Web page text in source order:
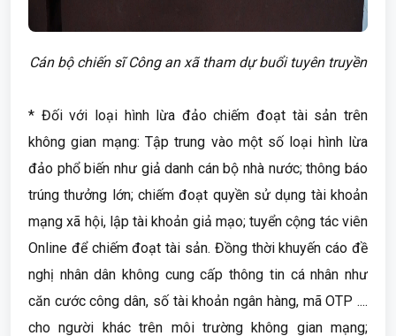
Cán bộ chiến sĩ Công an xã tham dự buổi tuyên truyền
* Đối với loại hình lừa đảo chiếm đoạt tài sản trên
không gian mạng: Tập trung vào một số loại hình lừa
đảo phổ biến như giả danh cán bộ nhà nước; thông báo
trúng thưởng lớn; chiếm đoạt quyền sử dụng tài khoản
mạng xã hội, lập tài khoản giả mạo; tuyển cộng tác viên
Online để chiếm đoạt tài sản. Đồng thời khuyến cáo đề
nghị nhân dân không cung cấp thông tin cá nhân như
căn cước công dân, số tài khoản ngân hàng, mã OTP ....
cho người khác trên môi trường không gian mạng;